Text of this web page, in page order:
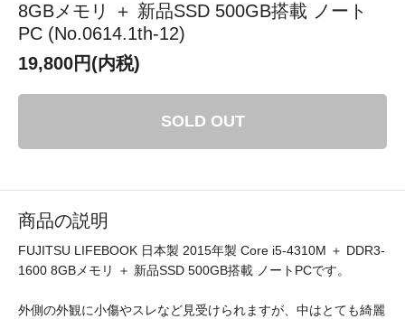
8GBメモリ ＋ 新品SSD 500GB搭載 ノート
PC (No.0614.1th-12)
19,800円(内税)
SOLD OUT
商品の説明
FUJITSU LIFEBOOK 日本製 2015年製 Core i5-4310M ＋ DDR3-
1600 8GBメモリ ＋ 新品SSD 500GB搭載 ノートPCです。
外側の外観に小傷やスレなど見受けられますが、中はとても綺麗